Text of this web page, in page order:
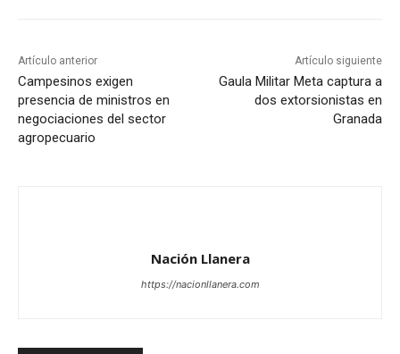
Artículo anterior
Campesinos exigen
presencia de ministros en
negociaciones del sector
agropecuario
Artículo siguiente
Gaula Militar Meta captura a
dos extorsionistas en
Granada
Nación Llanera
https://nacionllanera.com